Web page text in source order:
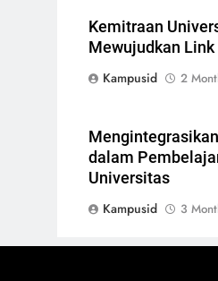
Kemitraan
Mewujudkan
Kampusid
2
dalam
Universitas
Kampusid
3